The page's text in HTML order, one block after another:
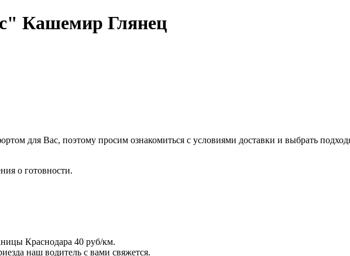
Кашемир Глянец
для Вас, поэтому просим ознакомиться с условиями доставки и выбрать
о готовности.
Краснодара 40 руб/км.
наш водитель с вами свяжется.